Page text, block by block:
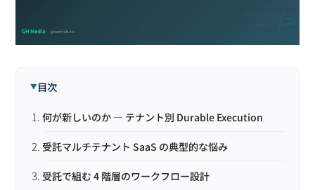
目次
何が新しいのか — テナント別 Durable Execution
受託マルチテナント SaaS の典型的な悩み
受託で組む 4 階層のワークフロー設計